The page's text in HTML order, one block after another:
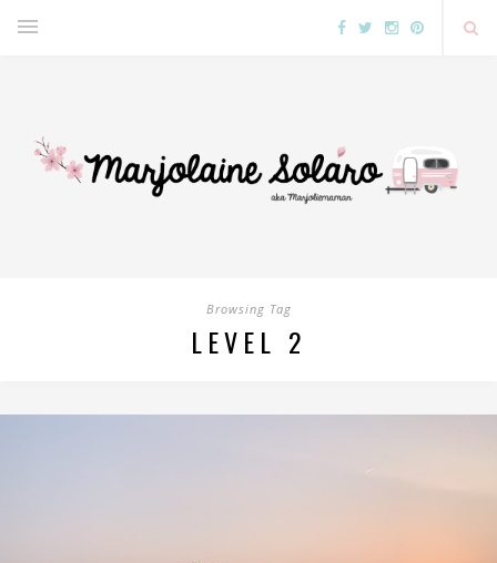
Browsing Tag
LEVEL 2